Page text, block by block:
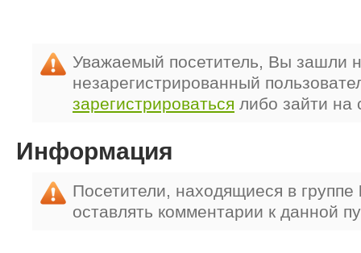
Уважаемый посетитель, Вы зашли
незарегистрированный
зарегистрироваться либо зайти на
Информация
Посетители, находящиеся в группе
оставлять комментарии к данной